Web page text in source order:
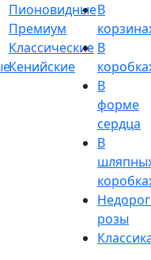
Пионовидные
Премиум
Классические
Кенийские
В
В
В
форме
сердца
В
розы